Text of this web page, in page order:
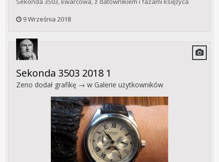
9 Września 2018
Sekonda 3503 2018 1
Zeno dodał grafikę → w Galerie użytkowników